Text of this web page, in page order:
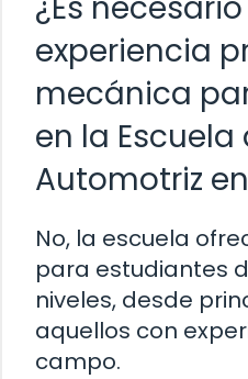
experiencia
mecánica
en la
Automotriz
No, la escuela
para estudiantes
niveles, desde
aquellos con
campo.